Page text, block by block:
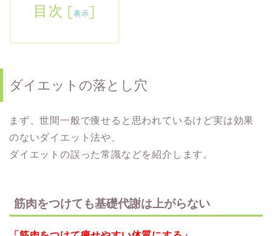
目次 [表示]
ダイエットの落とし穴
まず、世間一般で痩せると思われているけど実は効果
のないダイエット法や、
ダイエットの誤った常識などを紹介します。
筋肉をつけても基礎代謝は上がらない